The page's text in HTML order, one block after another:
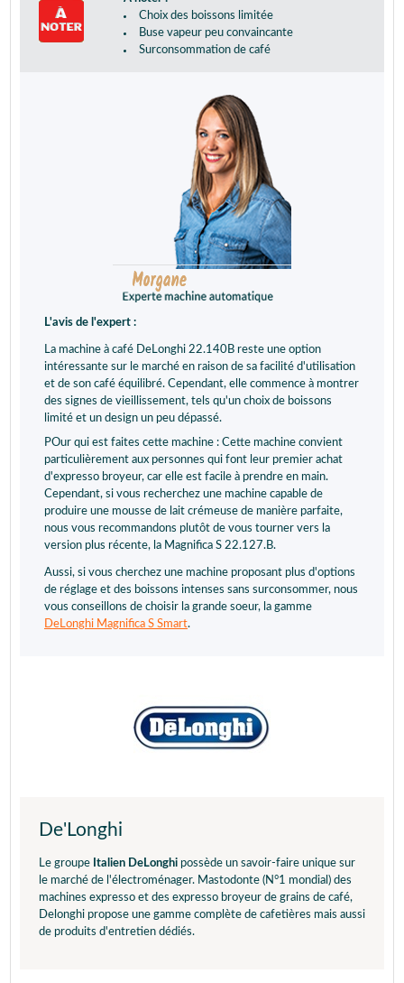
Choix des boissons limitée
Buse vapeur peu convaincante
Surconsommation de café
L'avis de l'expert :
La machine à café DeLonghi 22.140B reste une option
intéressante sur le marché en raison de sa facilité d'utilisation
et de son café équilibré. Cependant, elle commence à montrer
des signes de vieillissement, tels qu'un choix de boissons
limité et un design un peu dépassé.
POur qui est faites cette machine : Cette machine convient
particulièrement aux personnes qui font leur premier achat
d'expresso broyeur, car elle est facile à prendre en main.
Cependant, si vous recherchez une machine capable de
produire une mousse de lait crémeuse de manière parfaite,
nous vous recommandons plutôt de vous tourner vers la
version plus récente, la Magnifica S 22.127.B.
Aussi, si vous cherchez une machine proposant plus d'options
de réglage et des boissons intenses sans surconsommer, nous
vous conseillons de choisir la grande soeur, la gamme
DeLonghi Magnifica S Smart.
De'Longhi
Le groupe Italien DeLonghi possède un savoir-faire unique sur
le marché de l'électroménager. Mastodonte (N°1 mondial) des
machines expresso et des expresso broyeur de grains de café,
Delonghi propose une gamme complète de cafetières mais aussi
de produits d'entretien dédiés.